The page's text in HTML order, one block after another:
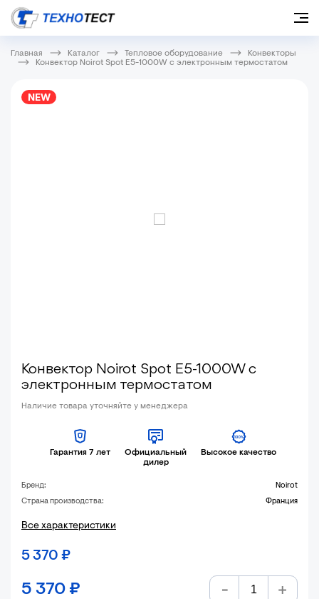
Главная Каталог Тепловое оборудование
Конвекторы
Конвектор Noirot Spot E5-1000W с электронным термостатом
NEW
Конвектор Noirot Spot E5-1000W с
электронным термостатом
Наличие товара уточняйте у менеджера
Гарантия 7 лет
Официальный
дилер
Высокое качество
Бренд:
Noirot
Страна производства:
Франция
Все характеристики
5 370 ₽
5 370 ₽